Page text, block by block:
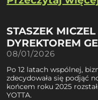
STASZEK
DYREKTOREM
08/01/2026
Po 12 latach wspólnej,
zdecydowała się podjąć
końcem roku 2025
YOTTA.